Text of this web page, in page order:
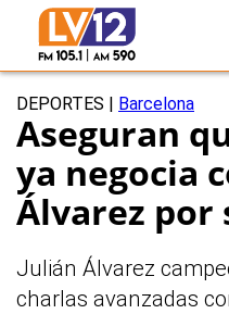
DEPORTES Barcelona
Aseguran
ya negocia
Álvarez por
Julián Álvarez
charlas avanzadas